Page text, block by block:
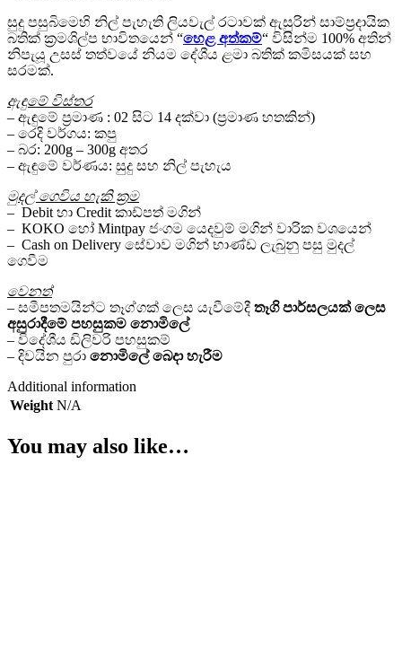
සුදු පසුබිමෙහි නිල් පැහැති ලියවැල් රටාවක් ඇසුරින් සාම්ප්‍රදායික
බතික් ක්‍රමශිල්ප භාවිතයෙන් “හෙළ අත්කම්“ විසින්ම 100% අතින්
නිපැයූ උසස් තත්වයේ නියම දේශීය ළමා බතික් කමිසයක් සහ
සරමක්.
ඇඳුමේ විස්තර
– ඇඳුමේ ප්‍රමාණ : 02 සිට 14 දක්වා (ප්‍රමාණ හතකින්)
– රෙදි වර්ගය: කපු
– බර: 200g – 300g අතර
– ඇඳුමේ වර්ණය: සුදු සහ නිල් පැහැය
මුදල් ගෙවිය හැකි ක්‍රම
– Debit හා Credit කාඩ්පත් මගින්
– KOKO හෝ Mintpay ජංගම යෙදවුම් මගින් වාරික වශයෙන්
– Cash on Delivery සේවාව මගින් භාණ්ඩ ලැබුනු පසු මුදල්
ගෙවීම
වෙනත්
– සමීපතමයින්ට තෑග්ගක් ලෙස යැවීමේදී තෑගි පාර්සලයක් ලෙස
අසුරාදීමේ පහසුකම නොමිලේ
– විදේශීය ඩිලිවරි පහසුකම්
– දිවයින පුරා නොමිලේ බෙදා හැරීම
Additional information
Weight N/A
You may also like…